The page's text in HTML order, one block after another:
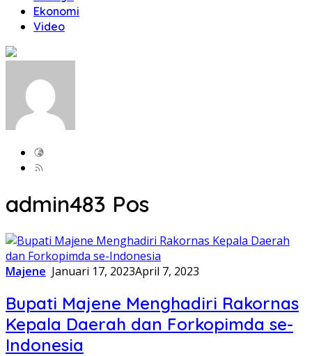
Ekonomi
Video
admin483 Pos
Majene Januari 17, 2023April 7, 2023
Bupati Majene Menghadiri Rakornas
Kepala Daerah dan Forkopimda se-
Indonesia